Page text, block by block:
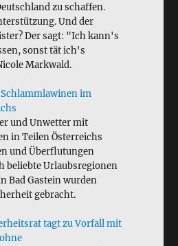
zu schaffen.
Und der
Der sagt: "Ich kann's
sonst tät ich's
Markwald.
im
und Unwetter mit
in Teilen Österreichs
und Überflutungen
beliebte Urlaubsregionen
Bad Gastein wurden
gebracht.
tagt zu Vorfall mit